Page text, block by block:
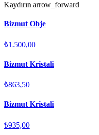
Kaydırın arrow_forward
Bizmut Obje
₺1.500,00
Bizmut Kristali
₺863,50
Bizmut Kristali
₺935,00